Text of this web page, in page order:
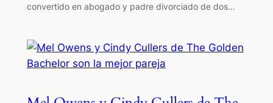
convertido en abogado y padre divorciado de dos…